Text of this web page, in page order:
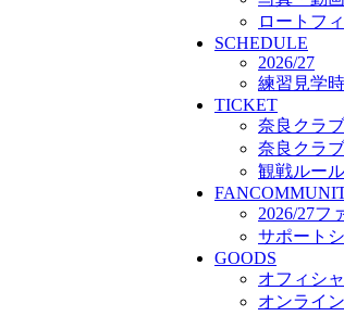
プロジェ
コーチ&ス
ジュニア
ジュニア
ユース
練習拠点
SCHOOL
CLUB
2026/27 パ
パートナ
クラブ理念
クラブ情報
サステナ
Web制作
ロートフ
SCHEDULE
2026/27
練習見学
TICKET
奈良クラ
奈良クラ
観戦ルー
2026/27フ
サポート
GOODS
オフィシ
オンライ